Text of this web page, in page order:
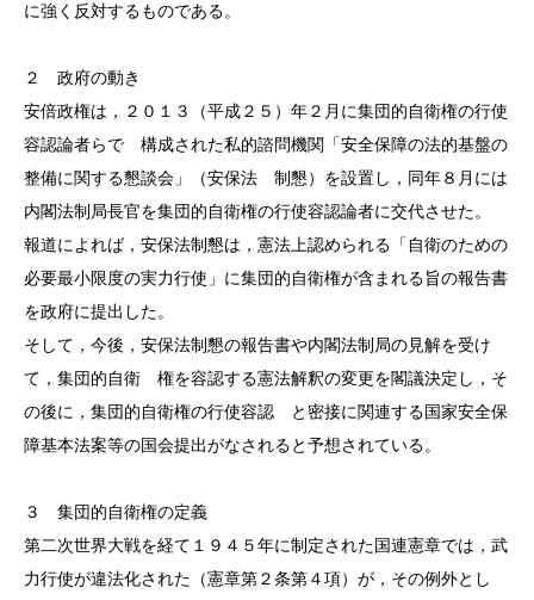
に強く反対するものである。
２ 政府の動き
安倍政権は，２０１３（平成２５）年２月に集団的自衛権の行使
容認論者らで 構成された私的諮問機関「安全保障の法的基盤の
整備に関する懇談会」（安保法 制懇）を設置し，同年８月には
内閣法制局長官を集団的自衛権の行使容認論者に交代させた。
報道によれば，安保法制懇は，憲法上認められる「自衛のための
必要最小限度の実力行使」に集団的自衛権が含まれる旨の報告書
を政府に提出した。
そして，今後，安保法制懇の報告書や内閣法制局の見解を受け
て，集団的自衛 権を容認する憲法解釈の変更を閣議決定し，そ
の後に，集団的自衛権の行使容認 と密接に関連する国家安全保
障基本法案等の国会提出がなされると予想されている。
３ 集団的自衛権の定義
第二次世界大戦を経て１９４５年に制定された国連憲章では，武
力行使が違法化された（憲章第２条第４項）が，その例外とし